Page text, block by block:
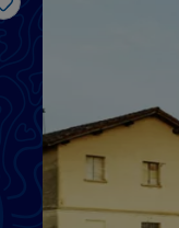
Me gusta